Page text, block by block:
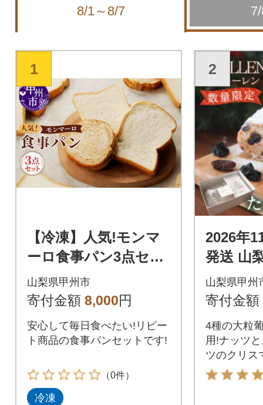
8/1～8/7
1
【冷凍】人気!モンマ
ーロ食事パン3点セッ
ト
山梨県甲州市
寄付金額 8,000円
安心して毎日食べたい!リピー
ト商品の食事パンセットです!
（0件）
冷凍
2
2026年
発送 山
ンをふ
た『ぶ
山梨県甲州
寄付金額
4種の大粒
用!ナッツ
ツのクリス
子。